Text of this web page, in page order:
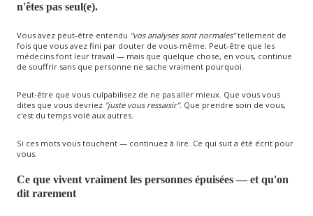
n'êtes pas seul(e).
Vous avez peut-être entendu "vos analyses sont normales"tellement de
fois que vous avez fini par douter de vous-même. Peut-être que les
médecins font leur travail — mais que quelque chose, en vous, continue
de souffrir sans que personne ne sache vraiment pourquoi.
Peut-être que vous culpabilisez de ne pas aller mieux. Que vous vous
dites que vous devriez "juste vous ressaisir". Que prendre soin de vous,
c'est du temps volé aux autres.
Si ces mots vous touchent — continuez à lire. Ce qui suit a été écrit pour
vous.
Ce que vivent vraiment les personnes épuisées — et qu'on
dit rarement